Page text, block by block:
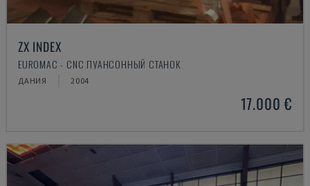
ZX INDEX
EUROMAC - CNC ПУАНСОННЫЙ СТАНОК
ДАНИЯ 2004
17.000 €